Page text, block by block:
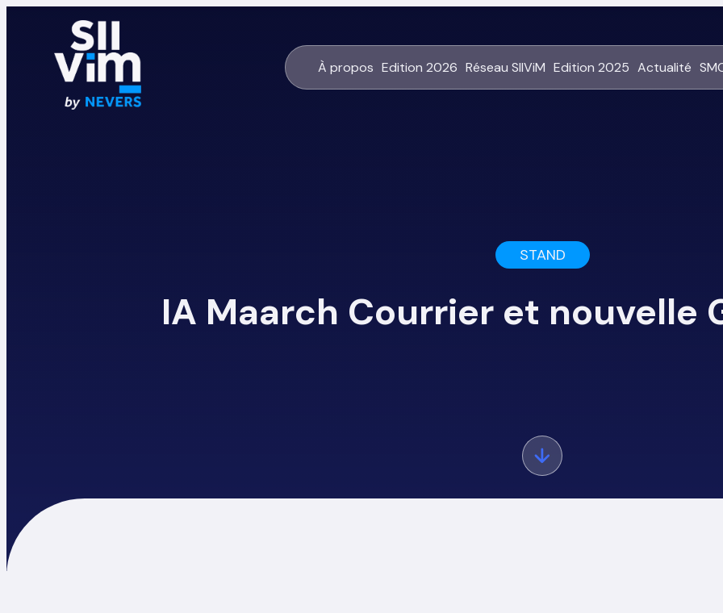
À propos Edition 2026 Réseau SIIViM Edition 2025 Actualité
STAND
IA Maarch Courrier et nouvelle